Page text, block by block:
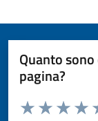
Quanto
pagina?
Valuta da 1 a 5